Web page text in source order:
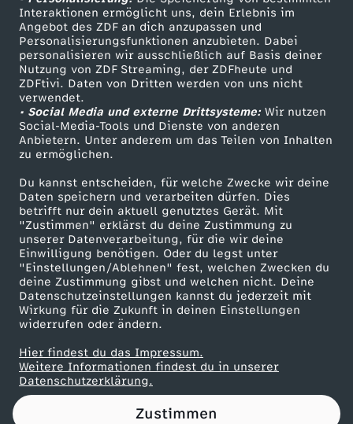
Interaktionen ermöglicht uns, dein Erlebnis im
Angebot des ZDF an dich anzupassen und
Personalisierungsfunktionen anzubieten. Dabei
personalisieren wir ausschließlich auf Basis deiner
Nutzung von ZDF Streaming, der ZDFheute und
ZDFtivi. Daten von Dritten werden von uns nicht
verwendet.
• Social Media und externe Drittsysteme:Wir nutzen
Social-Media-Tools und Dienste von anderen
Anbietern. Unter anderem um das Teilen von Inhalten
zu ermöglichen.
Du kannst entscheiden, für welche Zwecke wir deine
Daten speichern und verarbeiten dürfen. Dies
betrifft nur dein aktuell genutztes Gerät. Mit
"Zustimmen" erklärst du deine Zustimmung zu
unserer Datenverarbeitung, für die wir deine
Einwilligung benötigen. Oder du legst unter
"Einstellungen/Ablehnen" fest, welchen Zwecken du
deine Zustimmung gibst und welchen nicht. Deine
Datenschutzeinstellungen kannst du jederzeit mit
Wirkung für die Zukunft in deinen Einstellungen
widerrufen oder ändern.
Hier findest du das Impressum.
Weitere Informationen findest du in unserer
Datenschutzerklärung.
Zustimmen
c
h
l
e
c
h
t
e
S
i
c
Sendungen A-Z
TV-Programm
Hilfe
ZDF Unternehmen
Karriere
ZDF goes Schule
Werbefernsehen
Mainzelmännchen
Partner